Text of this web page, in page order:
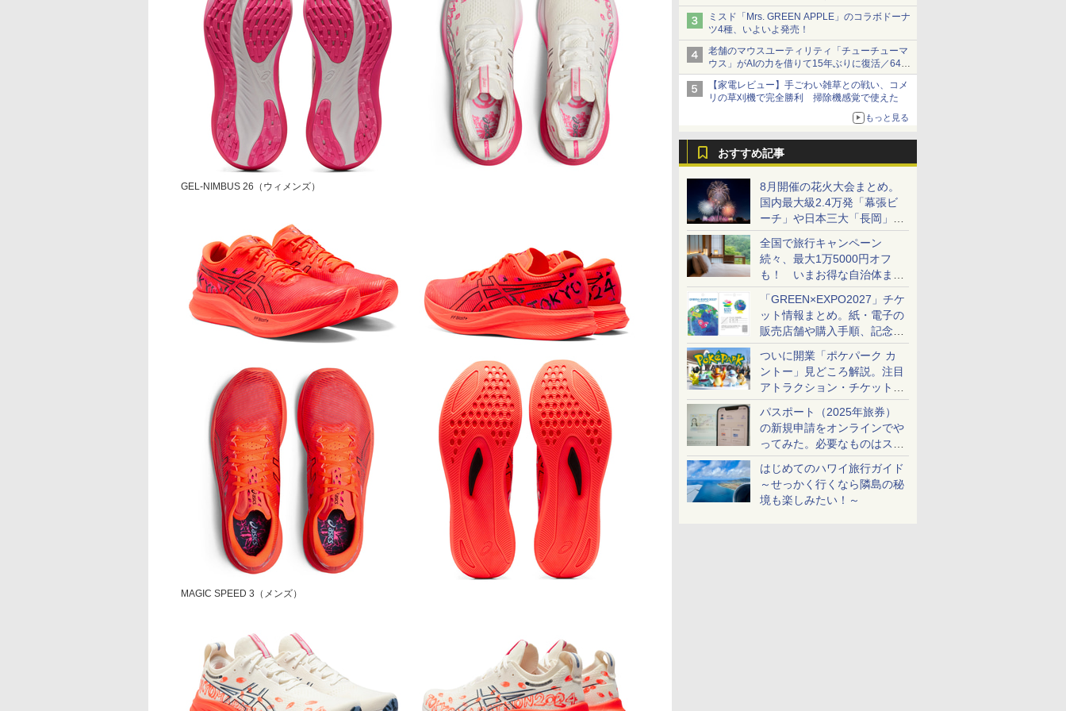
1,500円から受付
ミスド「Mrs. GREEN APPLE」のコラボドーナ
ツ4種、いよいよ発売！
老舗のマウスユーティリティ「チューチューマ
ウス」がAIの力を借りて15年ぶりに復活／64bit
化、Windows 10/11、「Chrome」も走り回
る。復活記念で2026年末まで500円
【家電レビュー】手ごわい雑草との戦い、コメ
リの草刈機で完全勝利 掃除機感覚で使えた
もっと見る
おすすめ記事
8月開催の花火大会まとめ。
国内最大級2.4万発「幕張ビ
ーチ」や日本三大「長岡」な
ど大型イベント目白押し！
全国で旅行キャンペーン
続々、最大1万5000円オフ
も！ いまお得な自治体まと
め
「GREEN×EXPO2027」チケ
ット情報まとめ。紙・電子の
販売店舗や購入手順、記念チ
ケットも解説
ついに開業「ポケパーク カ
ントー」見どころ解説。注目
アトラクション・チケット手
配・来場前に必要な準備は？
パスポート（2025年旅券）
の新規申請をオンラインでや
ってみた。必要なものはスマ
ホとマイナカードのみ
はじめてのハワイ旅行ガイド
～せっかく行くなら隣島の秘
境も楽しみたい！～
GEL-NIMBUS 26（ウィメンズ）
MAGIC SPEED 3（メンズ）